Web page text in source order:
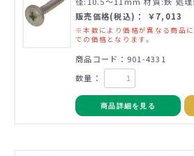
販売価格(税込)： ￥7,013
※本数により価格が異なる商品
での価格となります。
商品コード：901-4331
数量：
商品詳細を見る